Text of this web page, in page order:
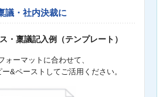
議・社内決裁に
・稟議記入例（テンプレート）
ォーマットに合わせて、
&ペーストしてご活用ください。